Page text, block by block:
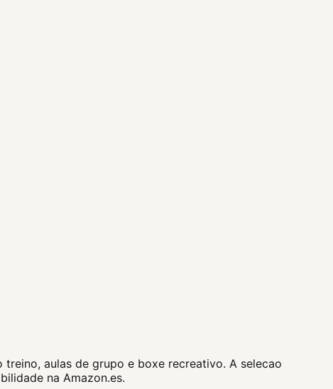
aulas de grupo e boxe recreativo. A selecao
na Amazon.es.